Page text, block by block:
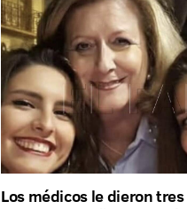
Los médicos le dieron